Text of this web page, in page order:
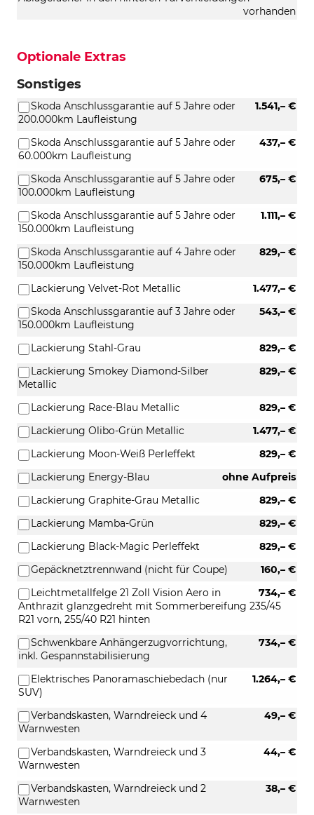
vorhanden
Optionale Extras
Sonstiges
1.541,– €
Skoda Anschlussgarantie auf 5 Jahre oder
200.000km Laufleistung
437,– €
Skoda Anschlussgarantie auf 5 Jahre oder
60.000km Laufleistung
675,– €
Skoda Anschlussgarantie auf 5 Jahre oder
100.000km Laufleistung
1.111,– €
Skoda Anschlussgarantie auf 5 Jahre oder
150.000km Laufleistung
829,– €
Skoda Anschlussgarantie auf 4 Jahre oder
150.000km Laufleistung
1.477,– €
Lackierung Velvet-Rot Metallic
543,– €
Skoda Anschlussgarantie auf 3 Jahre oder
150.000km Laufleistung
829,– €
Lackierung Stahl-Grau
829,– €
Lackierung Smokey Diamond-Silber
Metallic
829,– €
Lackierung Race-Blau Metallic
1.477,– €
Lackierung Olibo-Grün Metallic
829,– €
Lackierung Moon-Weiß Perleffekt
ohne Aufpreis
Lackierung Energy-Blau
829,– €
Lackierung Graphite-Grau Metallic
829,– €
Lackierung Mamba-Grün
829,– €
Lackierung Black-Magic Perleffekt
160,– €
Gepäcknetztrennwand (nicht für Coupe)
734,– €
Leichtmetallfelge 21 Zoll Vision Aero in
Anthrazit glanzgedreht mit Sommerbereifung 235/45
R21 vorn, 255/40 R21 hinten
734,– €
Schwenkbare Anhängerzugvorrichtung,
inkl. Gespannstabilisierung
1.264,– €
Elektrisches Panoramaschiebedach (nur
SUV)
49,– €
Verbandskasten, Warndreieck und 4
Warnwesten
44,– €
Verbandskasten, Warndreieck und 3
Warnwesten
38,– €
Verbandskasten, Warndreieck und 2
Warnwesten